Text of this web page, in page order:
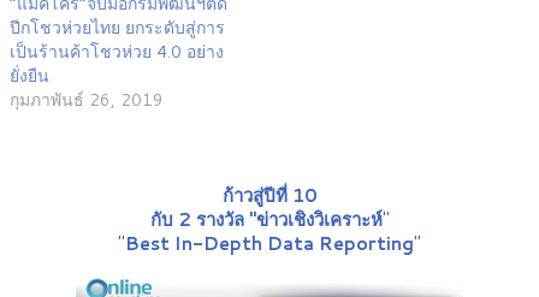
ปีกโชวห่วยไทย ยกระดับสู่การ
เป็นร้านค้าโชวห่วย 4.0 อย่าง
ยั่งยืน
กุมภาพันธ์ 26, 2019
ก้าวสู่ปีที่ 10
กับ 2 รางวัล "ข่าวเชิงวิเคราะห์"
"Best In-Depth Data Reporting"